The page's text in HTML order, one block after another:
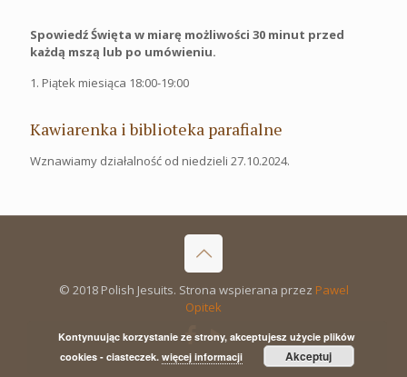
Spowiedź Święta w miarę możliwości 30 minut przed
każdą mszą lub po umówieniu.
1. Piątek miesiąca 18:00-19:00
Kawiarenka i biblioteka parafialne
Wznawiamy działalność od niedzieli 27.10.2024.
© 2018 Polish Jesuits. Strona wspierana przez Pawel
Opitek
Kontynuując korzystanie ze strony, akceptujesz użycie plików
cookies - ciasteczek. więcej informacji Akceptuj